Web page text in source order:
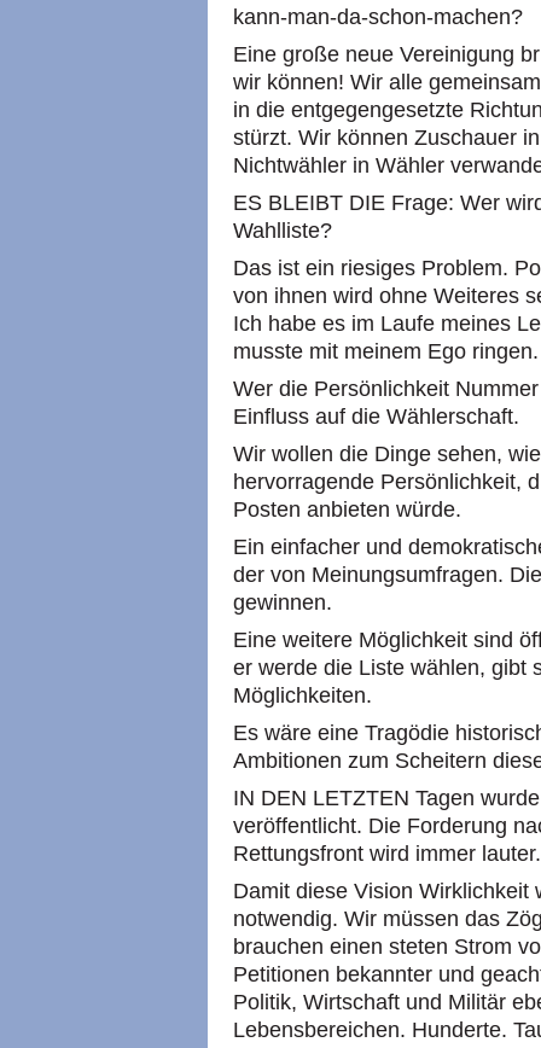
kann-man-da-schon-machen?
Eine große neue Vereinigung
wir können! Wir alle
in die entgegengesetzte
stürzt. Wir können Zuschauer
Nichtwähler in Wähler
ES BLEIBT DIE Frage: Wer
Wahlliste?
Das ist ein riesiges Problem.
von ihnen wird ohne Weiteres
Ich habe es im Laufe meines
musste mit meinem Ego ringen.
Wer die Persönlichkeit
Einfluss auf die Wählerschaft.
Wir wollen die Dinge sehen,
hervorragende Persönlichkeit,
Posten anbieten würde.
Ein einfacher und
der von Meinungsumfragen.
gewinnen.
Eine weitere Möglichkeit sind
er werde die Liste wählen, gibt
Möglichkeiten.
Es wäre eine Tragödie
Ambitionen zum Scheitern
IN DEN LETZTEN Tagen
veröffentlicht. Die Forderung
Rettungsfront wird immer lauter.
Damit diese Vision Wirklichkeit
notwendig. Wir müssen das
brauchen einen steten Strom
Petitionen bekannter und
Politik, Wirtschaft und Militär
Lebensbereichen. Hunderte.